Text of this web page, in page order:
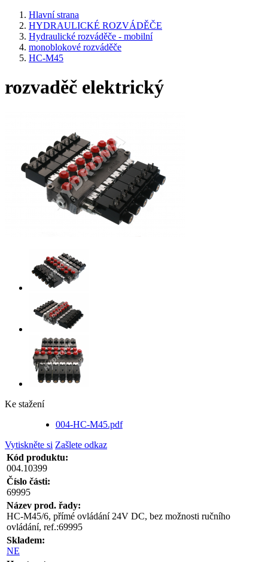
Hlavní strana
HYDRAULICKÉ ROZVÁDĚČE
Hydraulické rozváděče - mobilní
monoblokové rozváděče
HC-M45
rozvaděč elektrický
Ke stažení
004-HC-M45.pdf
Vytiskněte si Zašlete odkaz
Kód produktu:
004.10399
Číslo části:
69995
Název prod. řady:
HC-M45/6, přímé ovládání 24V DC, bez možnosti ručního
ovládání, ref.:69995
Skladem:
NE